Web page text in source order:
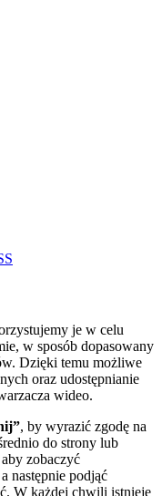
je w celu
w sposób dopasowany
Dzięki temu możliwe
oraz udostępnianie
wideo.
, by wyrazić zgodę na
do strony lub
aby zobaczyć
następnie podjąć
W każdej chwili istnieje